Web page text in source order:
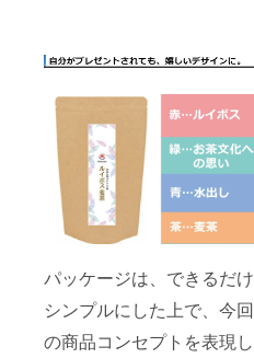
パッケージは、できるだけ
シンプルにした上で、今回
の商品コンセプトを表現し